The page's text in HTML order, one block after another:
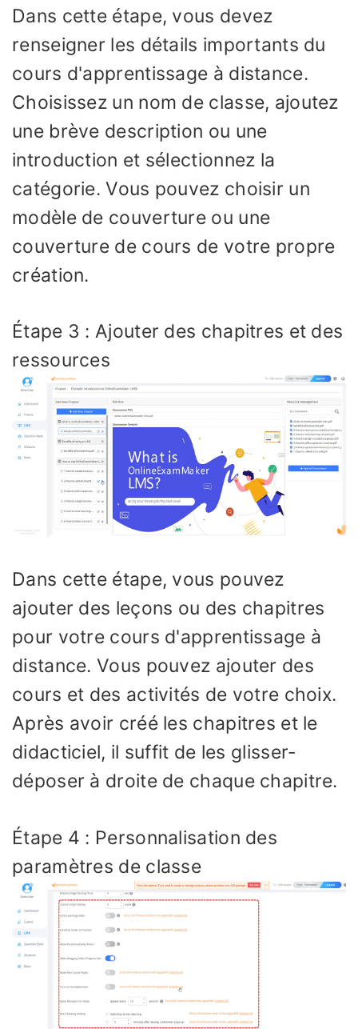
Dans cette étape, vous devez
renseigner les détails importants du
cours d'apprentissage à distance.
Choisissez un nom de classe, ajoutez
une brève description ou une
introduction et sélectionnez la
catégorie. Vous pouvez choisir un
modèle de couverture ou une
couverture de cours de votre propre
création.
Étape 3 : Ajouter des chapitres et des
ressources
Dans cette étape, vous pouvez
ajouter des leçons ou des chapitres
pour votre cours d'apprentissage à
distance. Vous pouvez ajouter des
cours et des activités de votre choix.
Après avoir créé les chapitres et le
didacticiel, il suffit de les glisser-
déposer à droite de chaque chapitre.
Étape 4 : Personnalisation des
paramètres de classe